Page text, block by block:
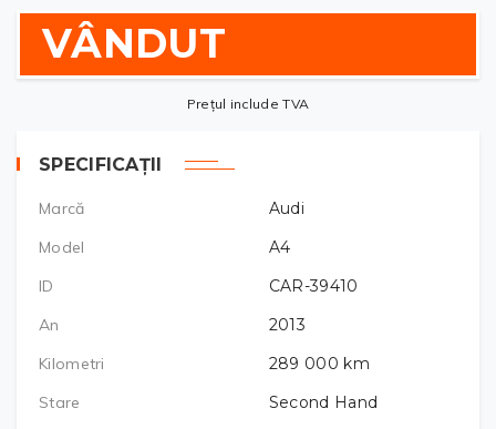
VÂNDUT
Prețul include TVA
SPECIFICAȚII
Marcă
Audi
Model
A4
ID
CAR-39410
An
2013
Kilometri
289 000 km
Stare
Second Hand